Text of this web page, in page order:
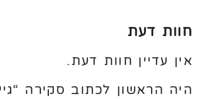
חוות דעת
אין עדיין חוות דעת.